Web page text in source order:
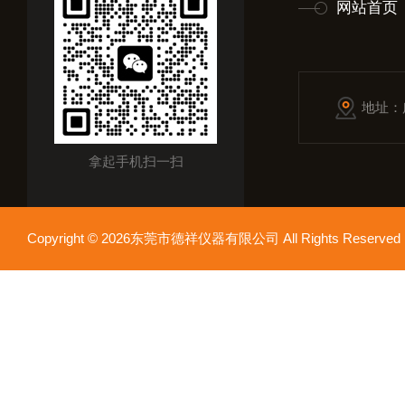
拿起手机扫一扫
网站首页
地址
Copyright © 2026东莞市德祥仪器有限公司 All Rights